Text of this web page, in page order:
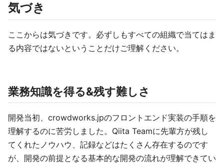
気づき
ここからは気づきです。必ずしもすべての組織で当てはま
る内容ではないということだけご理解ください。
業務知識を得る&残す難しさ
開発当初、crowdworks.jpのフロントエンド実装の手順を
理解するのに苦労しました。Qiita Teamに先輩方が残し
てくれたノウハウ、記録などはたくさん存在するのです
が、開発の前提となる基本的な開発の流れが理解できてい